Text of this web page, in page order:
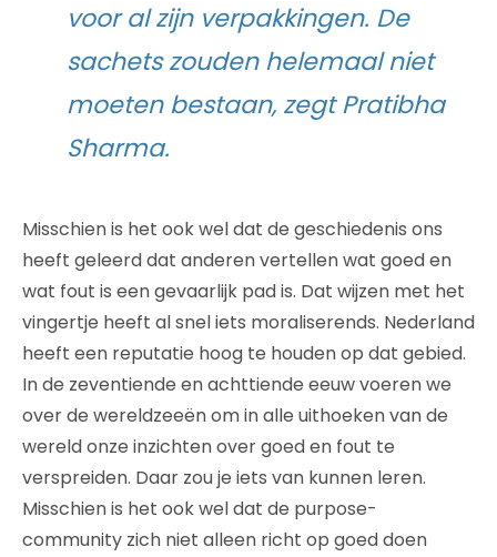
voor al zijn verpakkingen. De
sachets zouden helemaal niet
moeten bestaan, zegt Pratibha
Sharma.
Misschien is het ook wel dat de geschiedenis ons
heeft geleerd dat anderen vertellen wat goed en
wat fout is een gevaarlijk pad is. Dat wijzen met het
vingertje heeft al snel iets moraliserends. Nederland
heeft een reputatie hoog te houden op dat gebied.
In de zeventiende en achttiende eeuw voeren we
over de wereldzeeën om in alle uithoeken van de
wereld onze inzichten over goed en fout te
verspreiden. Daar zou je iets van kunnen leren.
Misschien is het ook wel dat de purpose-
community zich niet alleen richt op goed doen